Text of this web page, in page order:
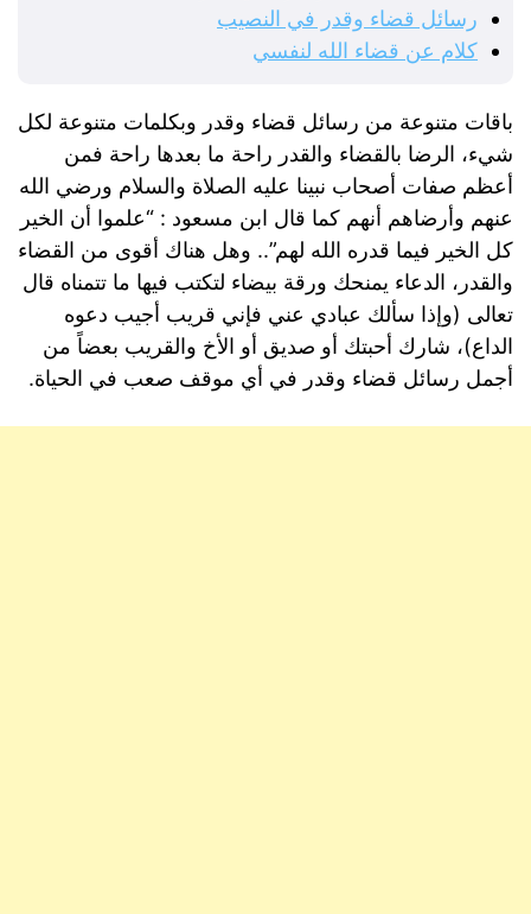
رسائل قضاء وقدر في النصيب
كلام عن قضاء الله لنفسي
باقات متنوعة من رسائل قضاء وقدر وبكلمات متنوعة لكل
شيء، الرضا بالقضاء والقدر راحة ما بعدها راحة فمن
أعظم صفات أصحاب نبينا عليه الصلاة والسلام ورضي الله
عنهم وأرضاهم أنهم كما قال ابن مسعود : “علموا أن الخير
كل الخير فيما قدره الله لهم”.. وهل هناك أقوى من القضاء
والقدر، الدعاء يمنحك ورقة بيضاء لتكتب فيها ما تتمناه قال
تعالى (وإذا سألك عبادي عني فإني قريب أجيب دعوه
الداع)، شارك أحبتك أو صديق أو الأخ والقريب بعضاً من
أجمل رسائل قضاء وقدر في أي موقف صعب في الحياة.